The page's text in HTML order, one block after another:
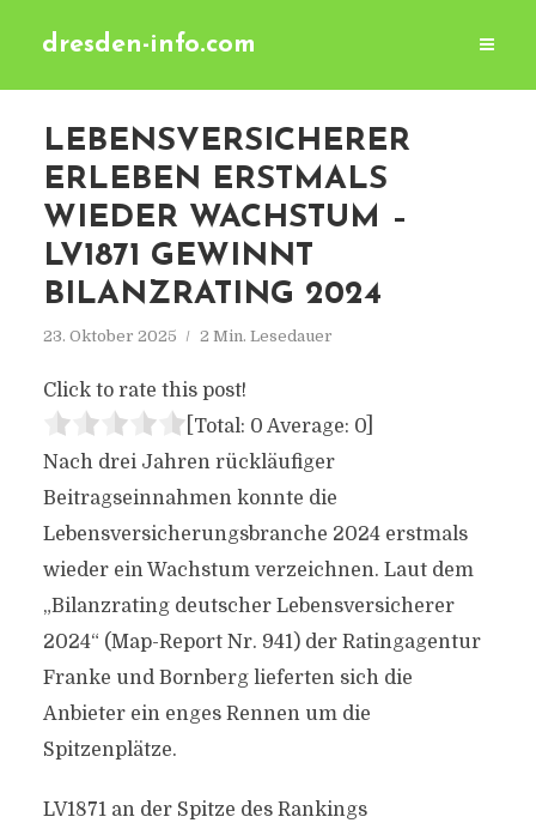
dresden-info.com
LEBENSVERSICHERER
ERLEBEN ERSTMALS
WIEDER WACHSTUM –
LV1871 GEWINNT
BILANZRATING 2024
23. Oktober 2025 2 Min. Lesedauer
Click to rate this post!
[Total: 0 Average: 0]
Nach drei Jahren rückläufiger
Beitragseinnahmen konnte die
Lebensversicherungsbranche 2024 erstmals
wieder ein Wachstum verzeichnen. Laut dem
„Bilanzrating deutscher Lebensversicherer
2024“ (Map-Report Nr. 941) der Ratingagentur
Franke und Bornberg lieferten sich die
Anbieter ein enges Rennen um die
Spitzenplätze.
LV1871 an der Spitze des Rankings